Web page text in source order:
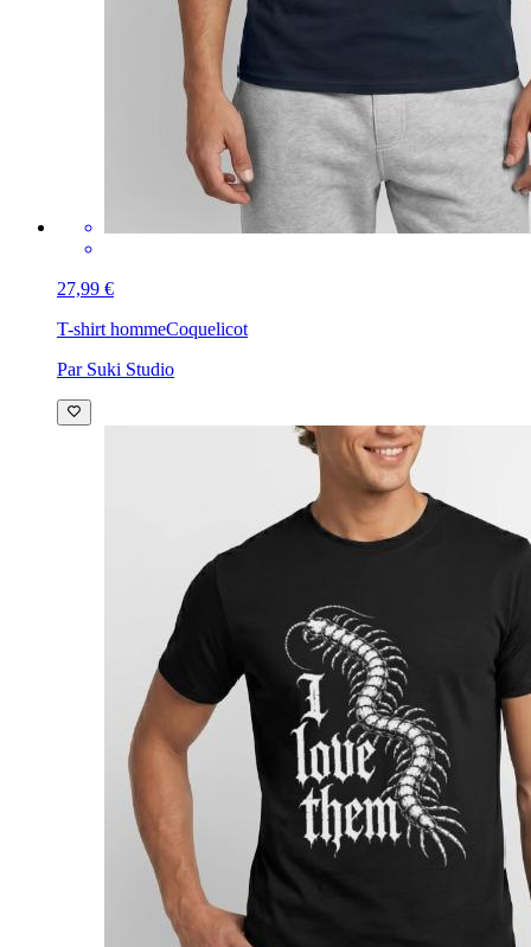
27,99 €
T-shirt hommeCoquelicot
Par Suki Studio